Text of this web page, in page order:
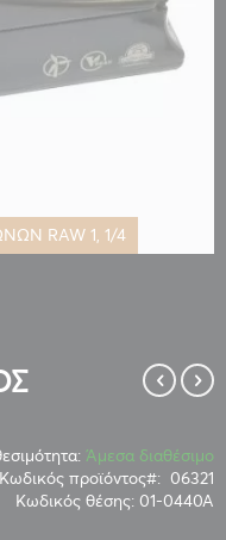
RAW 1, 1/4
Άμεσα διαθέσιμο
Κωδικός προϊόντος
06321
Κωδικός θέσης: 01-0440Α